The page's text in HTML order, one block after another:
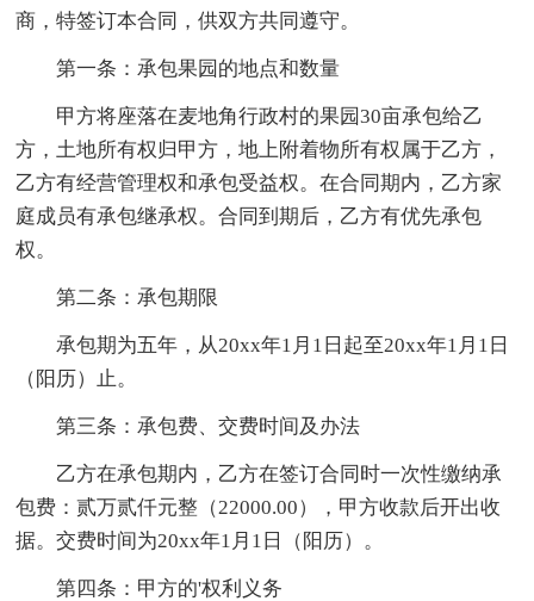
商，特签订本合同，供双方共同遵守。
第一条：承包果园的地点和数量
甲方将座落在麦地角行政村的果园30亩承包给乙
方，土地所有权归甲方，地上附着物所有权属于乙方，
乙方有经营管理权和承包受益权。在合同期内，乙方家
庭成员有承包继承权。合同到期后，乙方有优先承包
权。
第二条：承包期限
承包期为五年，从20xx年1月1日起至20xx年1月1日
（阳历）止。
第三条：承包费、交费时间及办法
乙方在承包期内，乙方在签订合同时一次性缴纳承
包费：贰万贰仟元整（22000.00），甲方收款后开出收
据。交费时间为20xx年1月1日（阳历）。
第四条：甲方的'权利义务